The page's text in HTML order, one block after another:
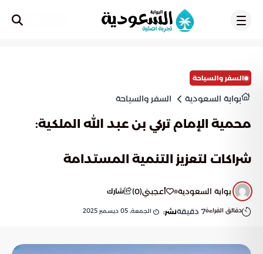
السفر والسياحة
بوابة السعودية السفر والسياحة
محمية الإمام تركي بن عبد الله الملكية:
شراكات لتعزيز التنمية المستدامة
بوابة السعودية أعجبني(
0
) شارك
دقائق القراءة7 دقيقةنشر: الجمعة, 05 ديسمبر 2025